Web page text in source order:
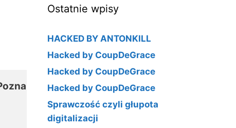
Ostatnie wpisy
HACKED BY ANTONKILL
Hacked by CoupDeGrace
Hacked by CoupDeGrace
Hacked by CoupDeGrace
Sprawczość czyli głupota
digitalizacji